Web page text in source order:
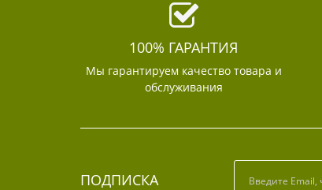
100% ГАРАНТИЯ
Мы гарантируем качество товара и
обслуживания
ПОДПИСКА